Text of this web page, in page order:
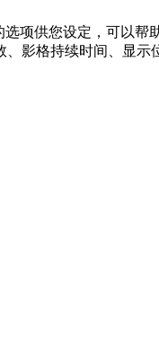
项供您设定，可以
影格持续时间、显示